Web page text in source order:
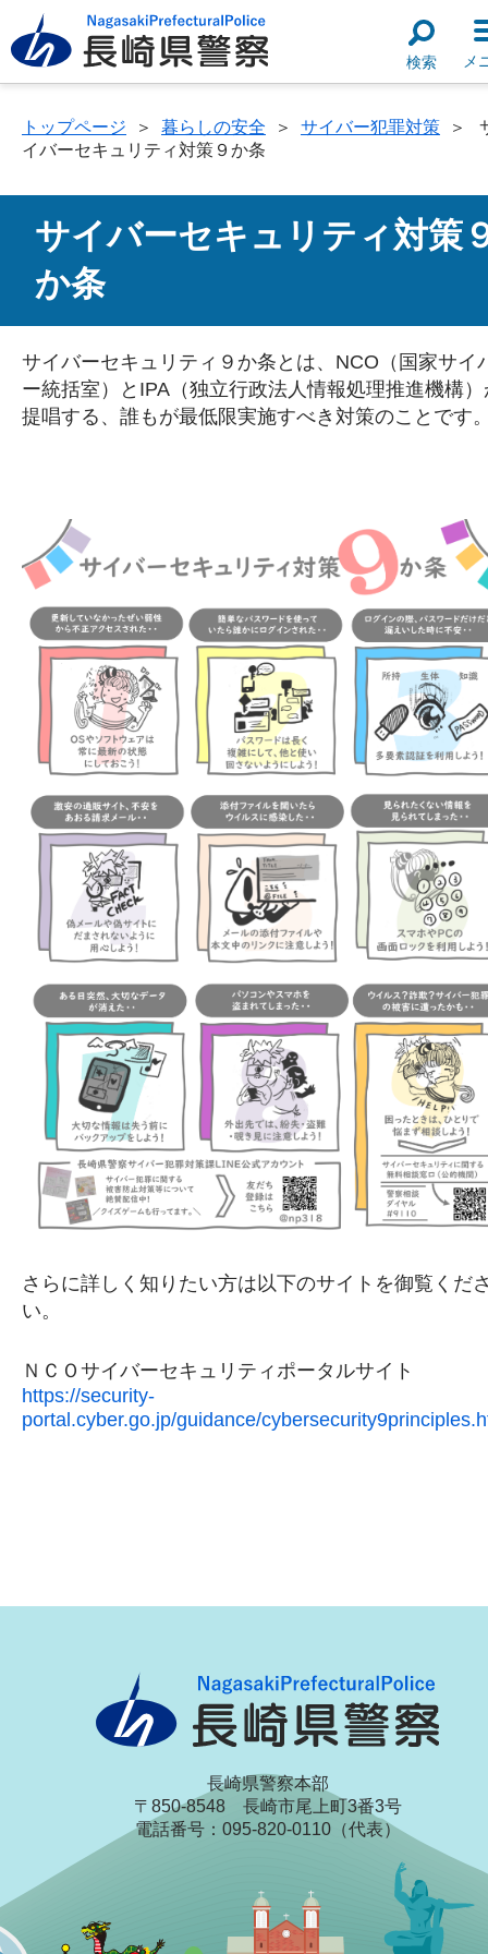
検索 メ
トップページ ＞ 暮らしの安全 ＞ サイバー犯罪対策 ＞
イバーセキュリティ対策９か条
サイバーセキュリティ対策
か条
サイバーセキュリティ９か条とは、NCO（国家サイ
ー統括室）とIPA（独立行政法人情報処理推進機構）
提唱する、誰もが最低限実施すべき対策のことです
さらに詳しく知りたい方は以下のサイトを御覧くだ
い。
ＮＣＯサイバーセキュリティポータルサイト
https://security-
portal.cyber.go.jp/guidance/
長崎県警察本部
〒850-8548 長崎市尾上町3番3号
電話番号：095-820-0110（代表）